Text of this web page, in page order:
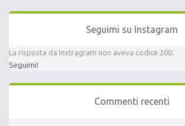
Seguimi su Instagram
La risposta da Instragram non aveva codice 200.
Seguimi!
Commenti recenti